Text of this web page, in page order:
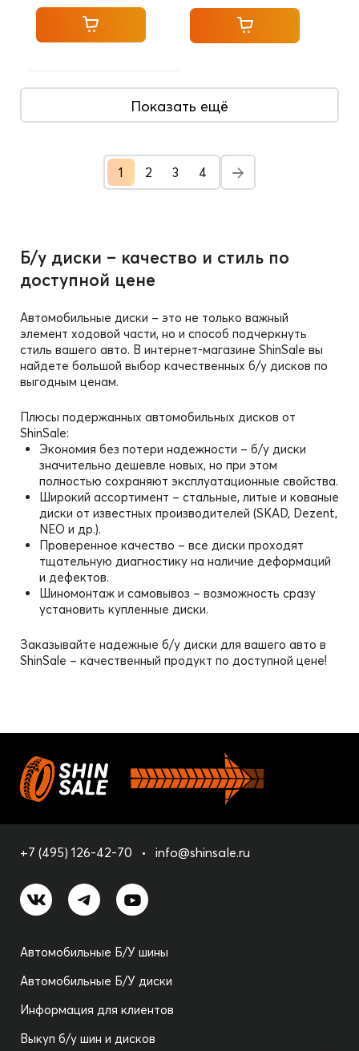
Показать ещё
1 2 3 4
Б/у диски – качество и стиль по
доступной цене
Автомобильные диски – это не только важный
элемент ходовой части, но и способ подчеркнуть
стиль вашего авто. В интернет-магазине ShinSale вы
найдете большой выбор качественных б/у дисков по
выгодным ценам.
Плюсы подержанных автомобильных дисков от
ShinSale:
Экономия без потери надежности – б/у диски
значительно дешевле новых, но при этом
полностью сохраняют эксплуатационные свойства.
Широкий ассортимент – стальные, литые и кованые
диски от известных производителей (SKAD, Dezent,
NEO и др.).
Проверенное качество – все диски проходят
тщательную диагностику на наличие деформаций
и дефектов.
Шиномонтаж и самовывоз – возможность сразу
установить купленные диски.
Заказывайте надежные б/у диски для вашего авто в
ShinSale – качественный продукт по доступной цене!
+7 (495) 126-42-70 info@shinsale.ru
Автомобильные Б/У шины
Автомобильные Б/У диски
Информация для клиентов
Выкуп б/у шин и дисков